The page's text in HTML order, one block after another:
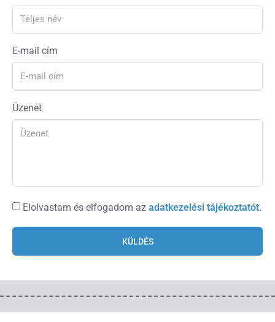
E-mail cím
Üzenet
Elolvastam és elfogadom az adatkezelési tájékoztatót.
KÜLDÉS